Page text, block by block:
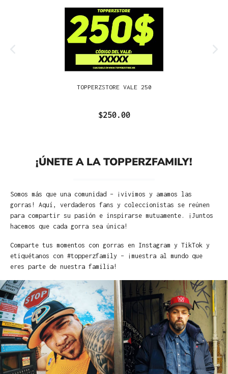
TOPPERZSTORE VALE 250
$250.00
¡ÚNETE A LA TOPPERZFAMILY!
Somos más que una comunidad – ¡vivimos y amamos las
gorras! Aquí, verdaderos fans y coleccionistas se reúnen
para compartir su pasión e inspirarse mutuamente. ¡Juntos
hacemos que cada gorra sea única!
Comparte tus momentos con gorras en Instagram y TikTok y
etiquétanos con #topperzfamily – ¡muestra al mundo que
eres parte de nuestra familia!